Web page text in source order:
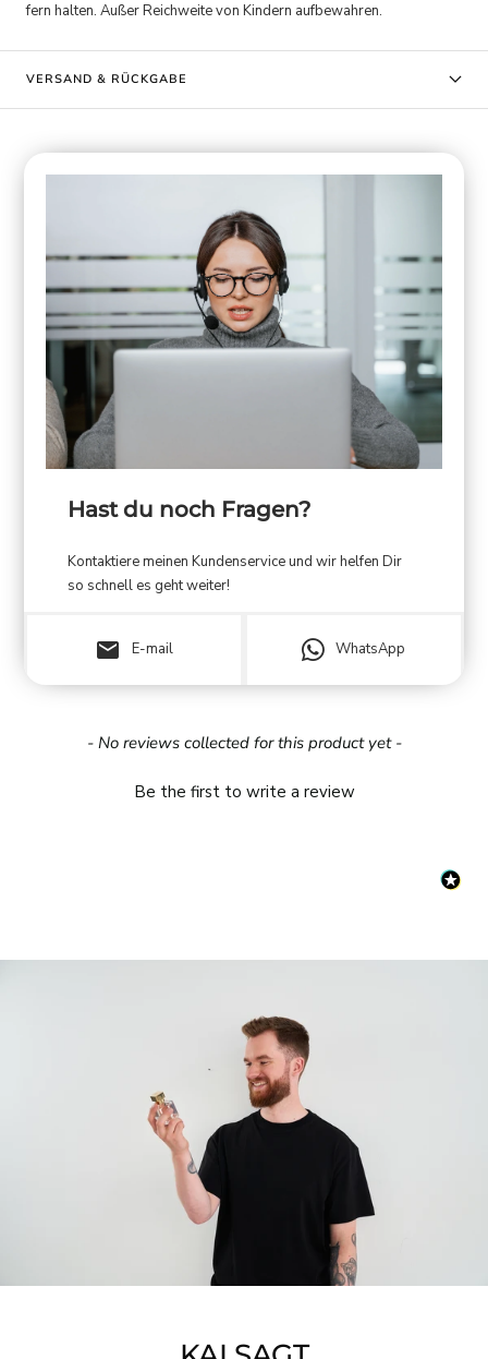
fern halten. Außer Reichweite von Kindern aufbewahren.
VERSAND & RÜCKGABE
Hast du noch Fragen?
Kontaktiere meinen Kundenservice und wir helfen Dir
so schnell es geht weiter!
email E-mail WhatsApp
- No reviews collected for this product yet -
Be the first to write a review
New content loaded